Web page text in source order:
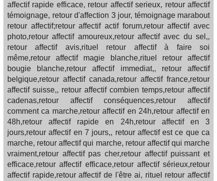
affectif rapide efficace, retour affectif serieux, retour affectif
témoignage, retour d'affection 3 jour, témoignage marabout
retour affectif;retour affectif actif forum,retour affectif avec
photo,retour affectif amoureux,retour affectif avec du sel,,
retour affectif avis,rituel retour affectif à faire soi
même,retour affectif magie blanche,rituel retour affectif
bougie blanche,retour affectif immediat,, retour affectif
belgique,retour affectif canada,retour affectif france,retour
affectif suisse,, retour affectif combien temps,retour affectif
cadenas,retour affectif conséquences,retour affectif
comment ca marche,retour affectif en 24h,retour affectif en
48h,retour affectif rapide en 24h,retour affectif en 3
jours,retour affectif en 7 jours,, retour affectif est ce que ca
marche, retour affectif qui marche, retour affectif qui marche
vraiment,retour affectif pas cher,retour affectif puissant et
efficace,retour affectif efficace,retour affectif sérieux,retour
affectif rapide,retour affectif de l'être ai, rituel retour affectif